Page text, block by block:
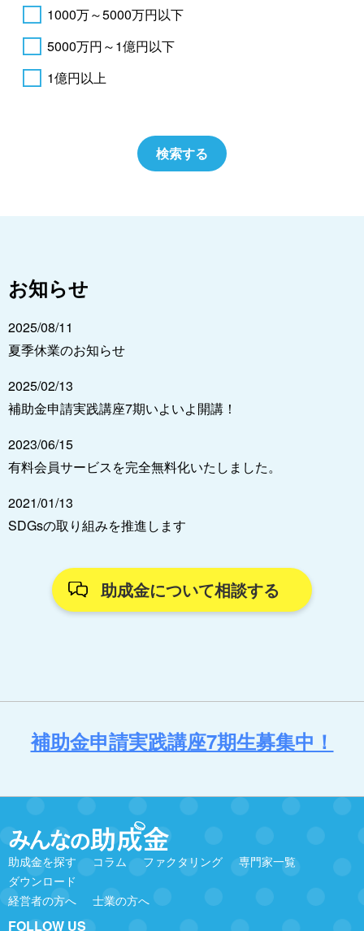
1000万～5000万円以下
5000万円～1億円以下
1億円以上
お知らせ
2025/08/11
夏季休業のお知らせ
2025/02/13
補助金申請実践講座7期いよいよ開講！
2023/06/15
有料会員サービスを完全無料化いたしました。
2021/01/13
SDGsの取り組みを推進します
助成金について相談する
補助金申請実践講座7期生募集中！
助成金を探す コラム ファクタリング
専門家一覧
ダウンロード
経営者の方へ
士業の方へ
FOLLOW US